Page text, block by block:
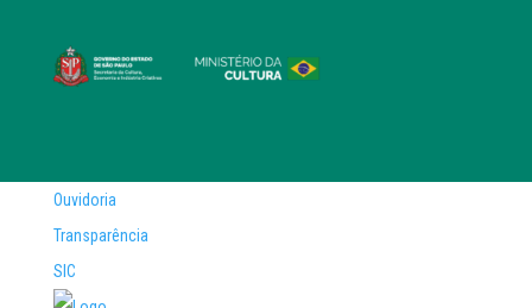
Ouvidoria
Transparência
SIC